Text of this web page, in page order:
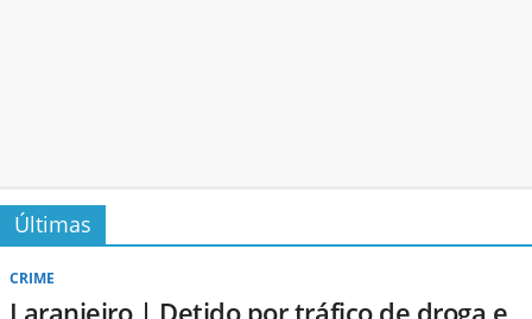
Últimas
CRIME
Laranjeiro | Detido por tráfico de droga e